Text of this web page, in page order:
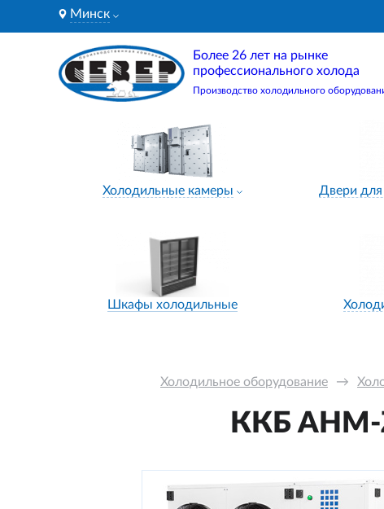
Минск
Более 26 лет на рынке
профессионального холода
Производство холодильного
Холодильные камеры Двери
Шкафы холодильные
Холодильное оборудование →
ККБ AНM-